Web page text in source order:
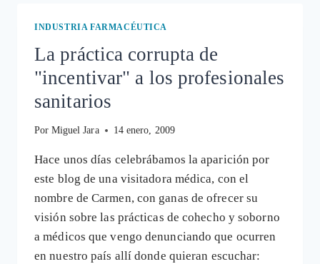
CON
VACUNA
VPH
INDUSTRIA FARMACÉUTICA
La práctica corrupta de
"incentivar" a los profesionales
sanitarios
Por Miguel Jara 14 enero, 2009
Hace unos días celebrábamos la aparición por
este blog de una visitadora médica, con el
nombre de Carmen, con ganas de ofrecer su
visión sobre las prácticas de cohecho y soborno
a médicos que vengo denunciando que ocurren
en nuestro país allí donde quieran escuchar: